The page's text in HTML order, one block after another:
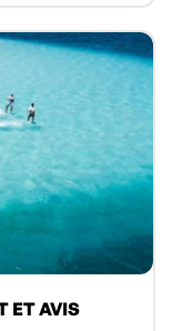
ET AVIS